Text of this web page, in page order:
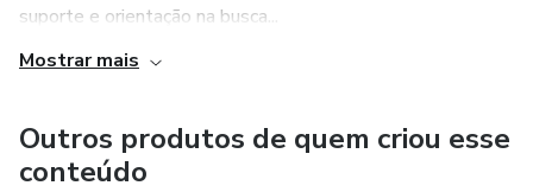
Inicio em 15 de janeiro de 2024, ás 20h com duração de
2horas cada encontro.
terapêutico não serão gravadas.
suporte e orientação na busca...
Mostrar mais
Outros produtos de quem criou esse
conteúdo